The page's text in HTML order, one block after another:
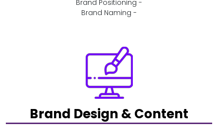
- Brand Positioning
- Brand Naming
Brand Design & Content